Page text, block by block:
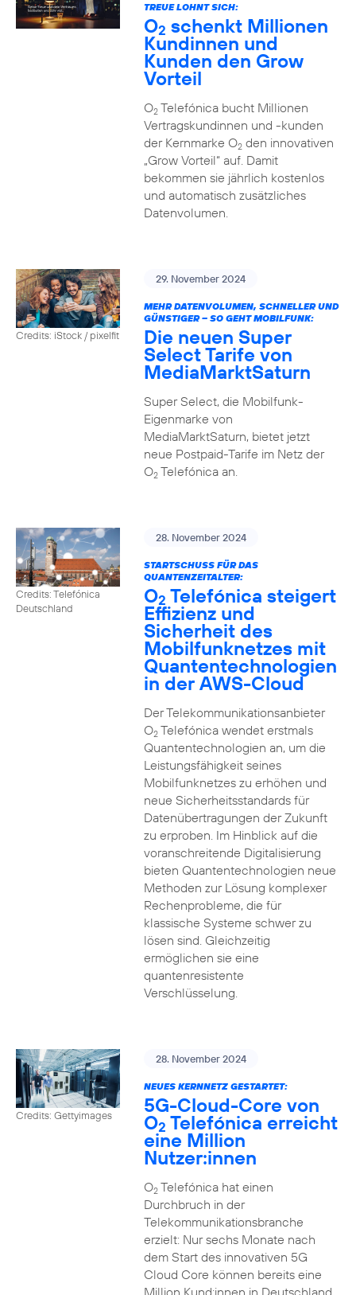
TREUE LOHNT SICH:
O2 schenkt Millionen
Kundinnen und
Kunden den Grow
Vorteil
O2Telefónica bucht Millionen
Vertragskundinnen und -kunden
der Kernmarke O2den innovativen
„Grow Vorteil“ auf. Damit
bekommen sie jährlich kostenlos
und automatisch zusätzliches
Datenvolumen.
Credits: iStock / pixelfit
29. November 2024
MEHR DATENVOLUMEN, SCHNELLER UND
GÜNSTIGER – SO GEHT MOBILFUNK:
Die neuen Super
Select Tarife von
MediaMarktSaturn
Super Select, die Mobilfunk-
Eigenmarke von
MediaMarktSaturn, bietet jetzt
neue Postpaid-Tarife im Netz der
O2Telefónica an.
Credits: Telefónica
Deutschland
28. November 2024
STARTSCHUSS FÜR DAS
QUANTENZEITALTER:
O2 Telefónica steigert
Effizienz und
Sicherheit des
Mobilfunknetzes mit
Quantentechnologien
in der AWS-Cloud
Der Telekommunikationsanbieter
O2Telefónica wendet erstmals
Quantentechnologien an, um die
Leistungsfähigkeit seines
Mobilfunknetzes zu erhöhen und
neue Sicherheitsstandards für
Datenübertragungen der Zukunft
zu erproben. Im Hinblick auf die
voranschreitende Digitalisierung
bieten Quantentechnologien neue
Methoden zur Lösung komplexer
Rechenprobleme, die für
klassische Systeme schwer zu
lösen sind. Gleichzeitig
ermöglichen sie eine
quantenresistente
Verschlüsselung.
Credits: Gettyimages
28. November 2024
NEUES KERNNETZ GESTARTET:
5G-Cloud-Core von
O2 Telefónica erreicht
eine Million
Nutzer:innen
O2Telefónica hat einen
Durchbruch in der
Telekommunikationsbranche
erzielt: Nur sechs Monate nach
dem Start des innovativen 5G
Cloud Core können bereits eine
Million Kund:innen in Deutschland